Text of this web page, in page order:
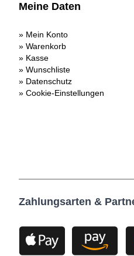
Meine Daten
Mein Konto
Warenkorb
Kasse
Wunschliste
Datenschutz
Cookie-Einstellungen
Zahlungsarten &